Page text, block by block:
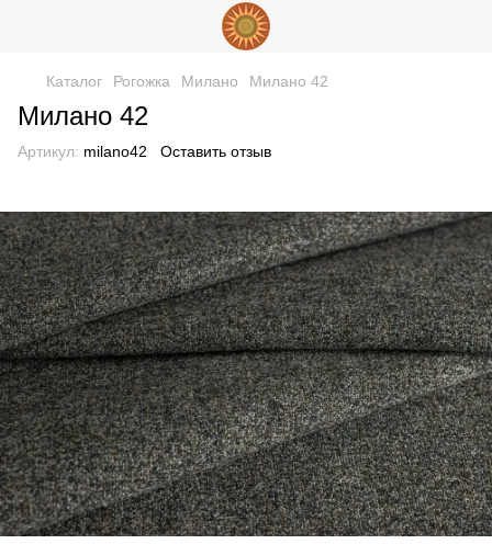
Каталог Рогожка Милано Милано 42
Милано 42
Артикул: milano42 Оставить отзыв